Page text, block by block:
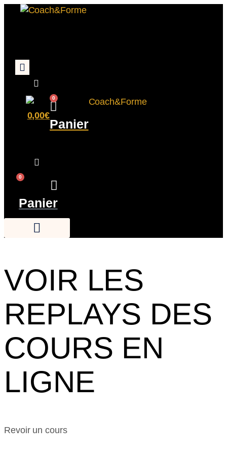
0,00€
0
Panier
0
Panier
VOIR LES
REPLAYS DES
COURS EN
LIGNE
Revoir un cours